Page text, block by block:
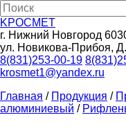
KРОСМЕТ
г. Нижний Новгород
ул. Новикова-Прибоя,
8(831)253-00-19
krosmet1@yandex.ru
Главная / Продукция /
алюминиевый /